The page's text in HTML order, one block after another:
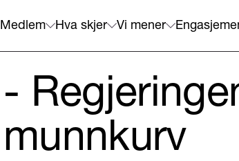
Medlem Hva skjer Vi mener
-
munnkurv